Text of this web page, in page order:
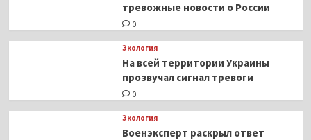
тревожные новости о России
0
Экология
На всей территории Украины
прозвучал сигнал тревоги
0
Экология
Военэксперт раскрыл ответ